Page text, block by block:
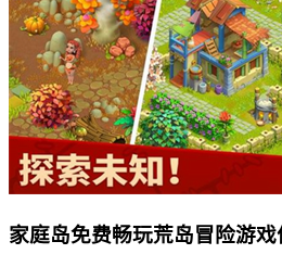
家庭岛免费畅玩荒岛冒险游戏